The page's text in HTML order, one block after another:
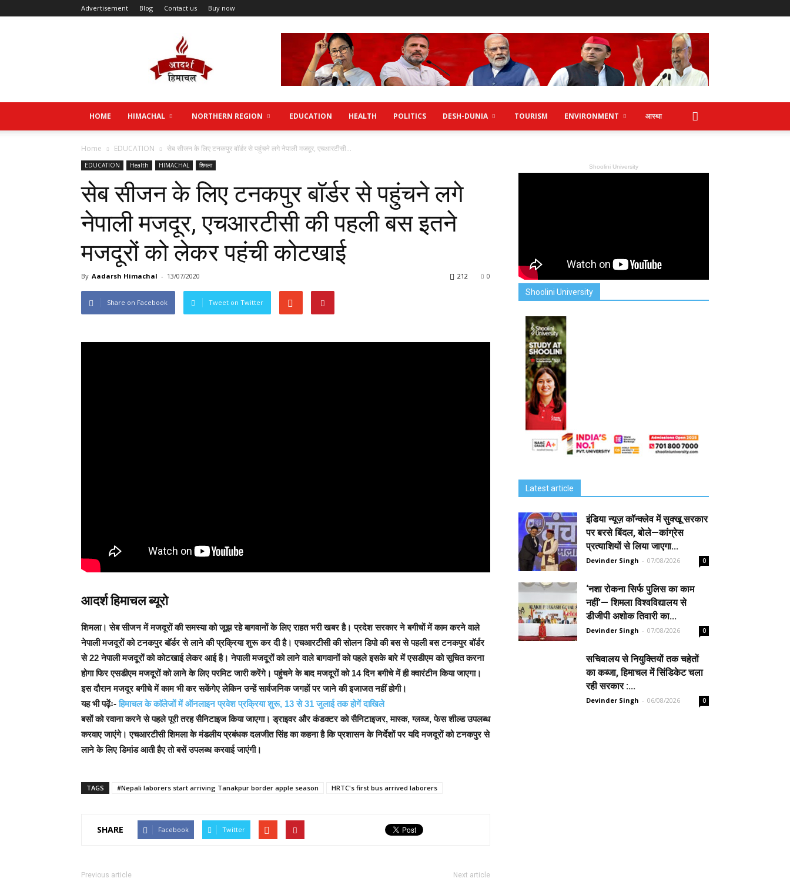
Advertisement Blog Contact us Buy now
HOME HIMACHAL NORTHERN REGION EDUCATION HEALTH POLITICS DESH-DUNIA TOURISM ENVIRONMENT आस्था
Home EDUCATION सेब सीजन के लिए टनकपुर बाॅर्डर से पहुंचने लगे नेपाली मजदूर, एचआरटीसी...
EDUCATION Health HIMACHAL शिमला
सेब सीजन के लिए टनकपुर बाॅर्डर से पहुंचने लगे
नेपाली मजदूर, एचआरटीसी की पहली बस इतने
मजदूरों को लेकर पहंची कोटखाई
By Aadarsh Himachal - 13/07/2020 0
212
Share on Facebook Tweet on Twitter
आदर्श हिमाचल ब्यूरो
शिमला। सेब सीजन में मजदूरों की समस्या को जूझ रहे बागवानों के लिए राहत भरी खबर है। प्रदेश सरकार ने बगीचों में काम करने वाले
नेपाली मजदूरों को टनकपुर बॉर्डर से लाने की प्रक्रिया शुरू कर दी है। एचआरटीसी की सोलन डिपो की बस से पहली बस टनकपुर बॉर्डर
से 22 नेपाली मजदूरों को कोटखाई लेकर आई है।नेपाली मजदूरों को लाने वाले बागवानों को पहले इसके बारे में एसडीएम को सूचित करना
होगा फिर एसडीएम मजदूरों को लाने के लिए परमिट जारी करेंगे। पहुंचने के बाद मजदूरों को 14 दिन बगीचे में ही क्वारंटीन किया जाएगा।
इस दौरान मजदूर बगीचे में काम भी कर सकेंगेए लेकिन उन्हें सार्वजनिक जगहों पर जाने की इजाजत नहीं होगी।
यह भी पढ़ेंः-हिमाचल के काॅलेजों में ऑनलाइन प्रवेश प्रक्रिया शुरू, 13 से 31 जुलाई तक होगें दाखिले
बसों को रवाना करने से पहले पूरी तरह सैनिटाइज किया जाएगा।ड्राइवर और कंडक्टर को सैनिटाइजर, मास्क, ग्लव्ज, फेस शील्ड उपलब्ध
करवाए जाएंगे। एचआरटीसी शिमला के मंडलीय प्रबंधक दलजीत सिंह का कहना है कि प्रशासन के निर्देशों पर यदि मजदूरों को टनकपुर से
लाने के लिए डिमांड आती हैए तो बसें उपलब्ध करवाई जाएंगी।
TAGS #Nepali laborers start arriving Tanakpur border apple season HRTC's first bus arrived laborers
SHARE Facebook Twitter
Previous article Next article
Shoolini University
Shoolini University
Latest article
इंडिया न्यूज़ कॉन्क्लेव में सुक्खू सरकार
पर बरसे बिंदल, बोले—कांग्रेस
प्रत्याशियों से लिया जाएगा...
Devinder Singh - 07/08/2026 0
‘नशा रोकना सिर्फ पुलिस का काम
नहीं’— शिमला विश्वविद्यालय से
डीजीपी अशोक तिवारी का...
Devinder Singh - 07/08/2026 0
सचिवालय से नियुक्तियों तक चहेतों
का कब्जा, हिमाचल में सिंडिकेट चला
रही सरकार :...
Devinder Singh - 06/08/2026 0